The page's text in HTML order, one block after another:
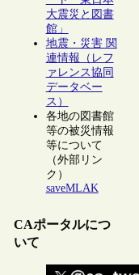
大震災と図書
館」
地震・災害 関
連情報（レフ
ァレンス協同
データベー
ス）
各地の図書館
等の被災情報
等について
（外部リン
ク）
saveMLAK
CAポータルにつ
いて